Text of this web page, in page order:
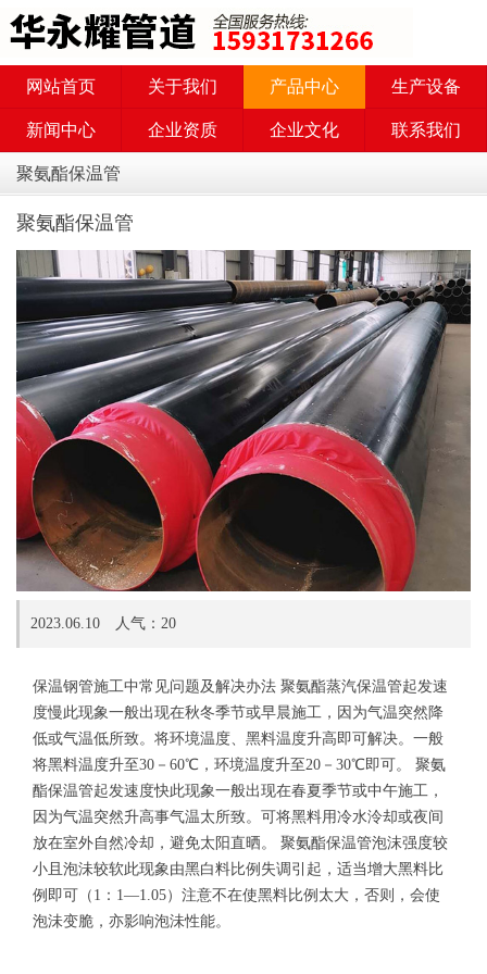
网站首页 关于我们 产品中心 生产设备
新闻中心 企业资质 企业文化 联系我们
聚氨酯保温管
聚氨酯保温管
2023.06.10 人气： 20
保温钢管施工中常见问题及解决办法 聚氨酯蒸汽保温管起发速
度慢此现象一般出现在秋冬季节或早晨施工，因为气温突然降
低或气温低所致。将环境温度、黑料温度升高即可解决。一般
将黑料温度升至30－60℃，环境温度升至20－30℃即可。 聚氨
酯保温管起发速度快此现象一般出现在春夏季节或中午施工，
因为气温突然升高事气温太所致。可将黑料用冷水泠却或夜间
放在室外自然冷却，避免太阳直晒。 聚氨酯保温管泡沫强度较
小且泡沬较软此现象由黑白料比例失调引起，适当增大黑料比
例即可（1：1—1.05）注意不在使黑料比例太大，否则，会使
泡沬变脆，亦影响泡沬性能。